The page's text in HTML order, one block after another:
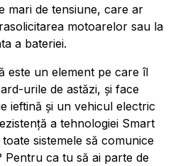
mari de tensiune, care ar
motoarelor sau la
a bateriei.
este un element pe care îl
urile de astăzi, și face
ieftină și un vehicul electric
a tehnologiei Smart
sistemele să comunice
Pentru ca tu să ai parte de